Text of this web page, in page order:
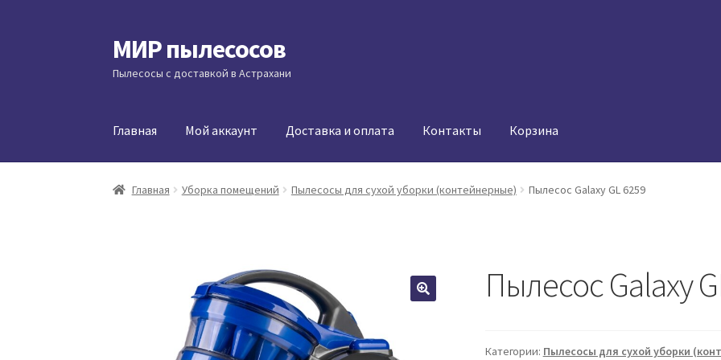
Перейти
к
навигации
Перейти
к
содержимому
МИР пылесосов
Пылесосы с доставкой в Астрахани
Главная Мой аккаунт Доставка и оплата Контакты Корзина
Главная Уборка помещений Пылесосы для сухой уборки (контейнерные) Пылесос Galaxy GL 6259
Пылесос Galaxy
Категории: Пылесосы для сухой уборки